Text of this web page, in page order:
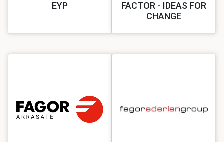
EYP
FACTOR - IDEAS FOR
CHANGE